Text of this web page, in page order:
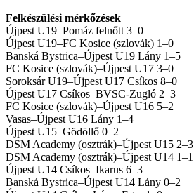
Felkészülési mérkőzések
Újpest U19–Pomáz felnőtt 3–0
Újpest U19–FC Kosice (szlovák) 1–0
Banská Bystrica–Újpest U19 Lány 1–5
FC Kosice (szlovák)–Újpest U17 3–0
Soroksár U19–Újpest U17 Csíkos 8–0
Újpest U17 Csíkos–BVSC-Zugló 2–3
FC Kosice (szlovák)–Újpest U16 5–2
Vasas–Újpest U16 Lány 1–4
Újpest U15–Gödöllő 0–2
DSM Academy (osztrák)–Újpest U15 2–3
DSM Academy (osztrák)–Újpest U14 1–1
Újpest U14 Csíkos–Ikarus 6–3
Banská Bystrica–Újpest U14 Lány 0–2